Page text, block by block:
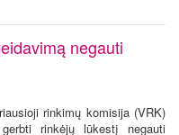
negauti
rinkimų komisija (VRK)
rinkėjų lūkestį negauti